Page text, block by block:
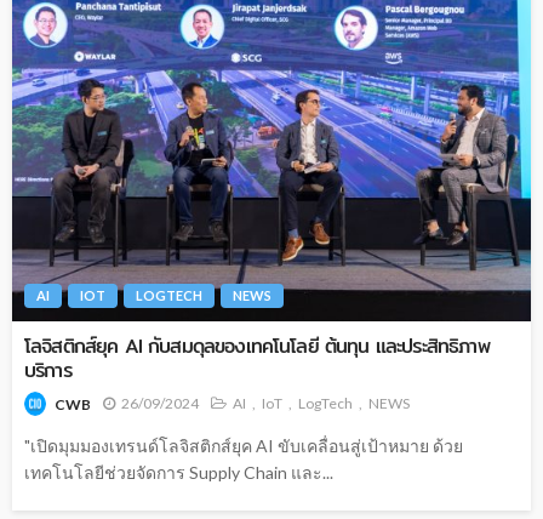
AI IOT LOGTECH NEWS
โลจิสติกส์ยุค AI กับสมดุลของเทคโนโลยี ต้นทุน และประสิทธิภาพ
บริการ
CWB 26/09/2024 AI IoT LogTech NEWS
"เปิดมุมมองเทรนด์โลจิสติกส์ยุค AI ขับเคลื่อนสู่เป้าหมาย ด้วย
เทคโนโลยีช่วยจัดการ Supply Chain และ...